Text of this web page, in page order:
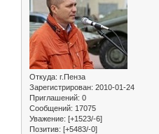
Откуда: г.Пенза
Зарегистрирован: 2010-01-24
Приглашений: 0
Сообщений: 17075
Уважение: [+1523/-6]
Позитив: [+5483/-0]